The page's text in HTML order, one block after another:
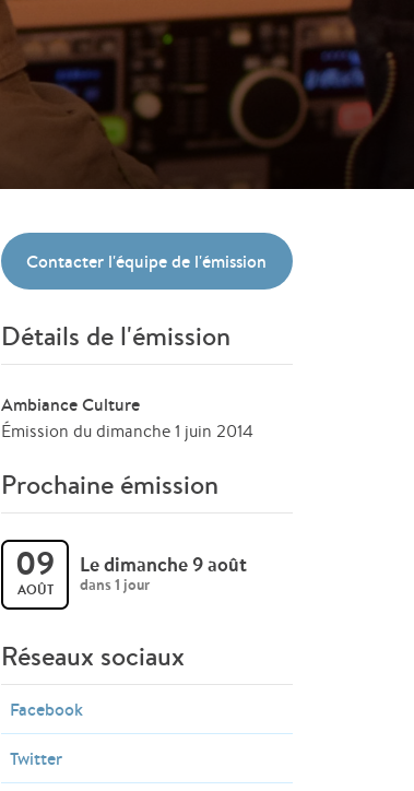
Contacter l'équipe de l'émission
Détails de l'émission
Ambiance Culture
Émission du dimanche 1 juin 2014
Prochaine émission
09
AOÛT
Le dimanche 9 août
dans 1 jour
Réseaux sociaux
Facebook
Twitter